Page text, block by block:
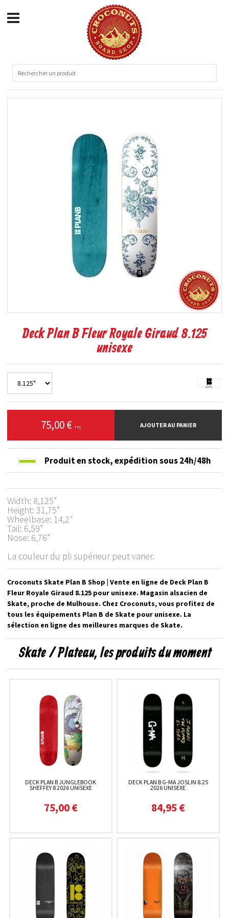
Deck Plan B Fleur Royale Giraud 8.125
unisexe
75,00 € TTC AJOUTER AU PANIER
Produit en stock,expédition sous 24h/48h
Width: 8,125”
Height: 31,75”
Wheelbase: 14,2″
Tail: 6,59”
Nose: 6,76”
La couleur du pli supérieur peut varier.
Croconuts Skate Plan B Shop | Vente en ligne de Deck Plan B
Fleur Royale Giraud 8.125 pour unisexe. Magasin alsacien de
Skate, proche de Mulhouse. Chez Croconuts, vous profitez de
tous les équipements Plan B de Skate pour unisexe. La
sélection en ligne des meilleures marques de Skate.
Skate / Plateau, les produits du moment
DECK PLAN B JUNGLEBOOK
SHEFFEY 8 2026 UNISEXE
75,00 €
DECK PLAN B G-MA JOSLIN 8.25
2026 UNISEXE
84,95 €